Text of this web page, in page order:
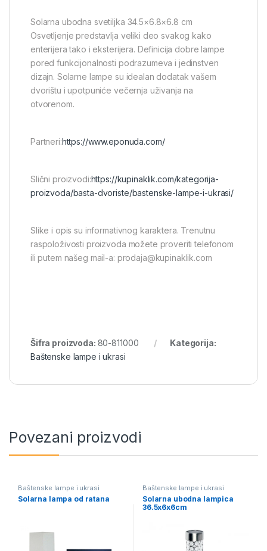
Solarna ubodna svetiljka 34.5×6.8×6.8 cm
Osvetljenje predstavlja veliki deo svakog kako
enterijera tako i eksterijera. Definicija dobre lampe
pored funkcijonalnosti podrazumeva i jedinstven
dizajn. Solarne lampe su idealan dodatak vašem
dvorištu i upotpuniće večernja uživanja na
otvorenom.
Partneri:https://www.eponuda.com/
Slični proizvodi:https://kupinaklik.com/kategorija-
proizvoda/basta-dvoriste/bastenske-lampe-i-ukrasi/
Slike i opis su informativnog karaktera. Trenutnu
raspoloživosti proizvoda možete proveriti telefonom
ili putem našeg mail-a: prodaja@kupinaklik.com
Šifra proizvoda: 80-811000
Kategorija:
Baštenske lampe i ukrasi
Povezani proizvodi
Baštenske lampe i ukrasi
Solarna lampa od ratana
Baštenske lampe i ukrasi
Solarna ubodna lampica
36.5x6x6cm